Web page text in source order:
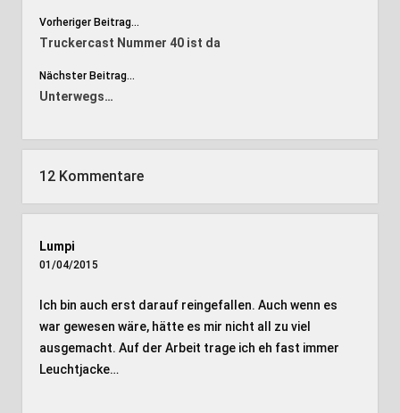
Vorheriger Beitrag...
Truckercast Nummer 40 ist da
Nächster Beitrag...
Unterwegs…
12 Kommentare
Lumpi
01/04/2015
Ich bin auch erst darauf reingefallen. Auch wenn es
war gewesen wäre, hätte es mir nicht all zu viel
ausgemacht. Auf der Arbeit trage ich eh fast immer
Leuchtjacke…